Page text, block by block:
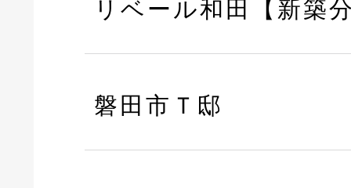
リベール和田【新築
磐田市Ｔ邸